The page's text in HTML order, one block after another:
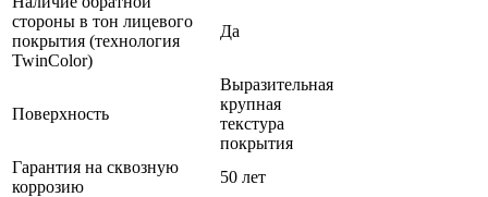
стороны в тон лицевого
покрытия (технология
TwinColor)
Да
Поверхность
Выразительная
крупная
текстура
покрытия
Гарантия на сквозную
коррозию
50 лет